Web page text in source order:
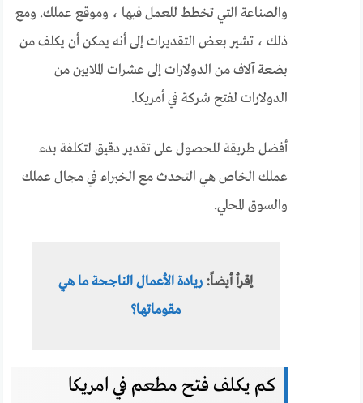
والصناعة التي تخطط للعمل فيها ، وموقع عملك. ومع
ذلك ، تشير بعض التقديرات إلى أنه يمكن أن يكلف من
بضعة آلاف من الدولارات إلى عشرات الملايين من
الدولارات لفتح شركة في أمريكا.
أفضل طريقة للحصول على تقدير دقيق لتكلفة بدء
عملك الخاص هي التحدث مع الخبراء في مجال عملك
والسوق المحلي.
إقرأ أيضاً:ريادة الأعمال الناجحة ما هي
مقوماتها؟
كم يكلف فتح مطعم في امريكا